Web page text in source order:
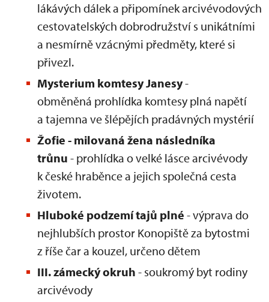
lákávých dálek a připomínek arcivévodových
cestovatelských dobrodružství s unikátními
a nesmírně vzácnými předměty, které si
přivezl.
Mysterium komtesy Janesy-
obměněná prohlídka komtesy plná napětí
a tajemna ve šlépějích pradávných mystérií
Žofie - milovaná žena následníka
trůnu - prohlídka o velké lásce arcivévody
k české hraběnce a jejich společná cesta
životem.
Hluboké podzemí tajů plné - výprava do
nejhlubších prostor Konopiště za bytostmi
z říše čar a kouzel, určeno dětem
III. zámecký okruh - soukromý byt rodiny
arcivévody